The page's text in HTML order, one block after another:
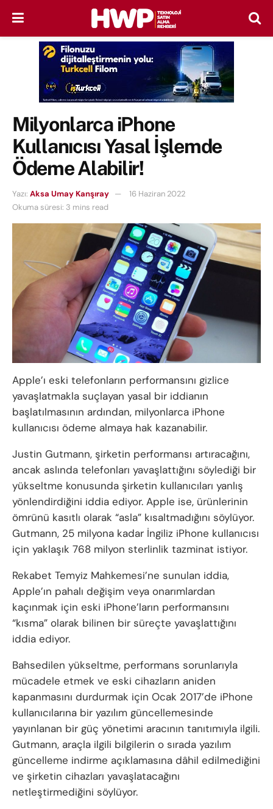
Milyonlarca iPhone
Kullanıcısı Yasal İşlemde
Ödeme Alabilir!
Yazı: Aksa Umay Kanşıray
16 Haziran 2022
Okuma süresi: 3 mins read
Apple’ı eski telefonların performansını gizlice
yavaşlatmakla suçlayan yasal bir iddianın
başlatılmasının ardından, milyonlarca iPhone
kullanıcısı ödeme almaya hak kazanabilir.
Justin Gutmann, şirketin performansı artıracağını,
ancak aslında telefonları yavaşlattığını söylediği bir
yükseltme konusunda şirketin kullanıcıları yanlış
yönlendirdiğini iddia ediyor. Apple ise, ürünlerinin
ömrünü kasıtlı olarak “asla” kısaltmadığını söylüyor.
Gutmann, 25 milyona kadar İngiliz iPhone kullanıcısı
için yaklaşık 768 milyon sterlinlik tazminat istiyor.
Rekabet Temyiz Mahkemesi’ne sunulan iddia,
Apple’ın pahalı değişim veya onarımlardan
kaçınmak için eski iPhone’ların performansını
“kısma” olarak bilinen bir süreçte yavaşlattığını
iddia ediyor.
Bahsedilen yükseltme, performans sorunlarıyla
mücadele etmek ve eski cihazların aniden
kapanmasını durdurmak için Ocak 2017’de iPhone
kullanıcılarına bir yazılım güncellemesinde
yayınlanan bir güç yönetimi aracının tanıtımıyla ilgili.
Gutmann, araçla ilgili bilgilerin o sırada yazılım
güncelleme indirme açıklamasına dâhil edilmediğini
ve şirketin cihazları yavaşlatacağını
netleştirmediğini söylüyor.